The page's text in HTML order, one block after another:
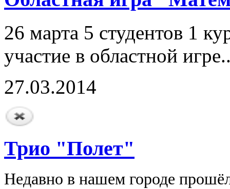
26 марта 5 студентов 1
участие в областной
27.03.2014
Трио "Полет"
Недавно в нашем городе